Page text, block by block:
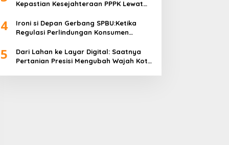
Kepastian Kesejahteraan PPPK Lewat
4
Ironi si Depan Gerbang SPBU:Ketika
Regulasi Perlindungan Konsumen
5
Dari Lahan ke Layar Digital: Saatnya
Pertanian Presisi Mengubah Wajah Kota